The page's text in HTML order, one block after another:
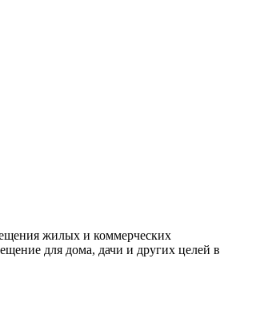
жилых и коммерческих
для дома, дачи и других целей в